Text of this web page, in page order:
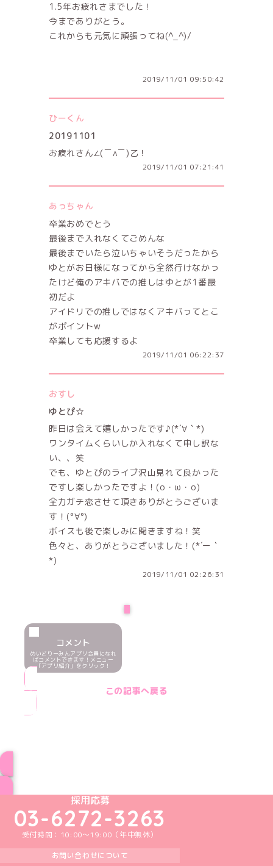
1.5年お疲れさまでした！
今までありがとう。
これからも元気に頑張ってね(^_^)/
2019/11/01 09:50:42
ひーくん
20191101
お疲れさん∠(￣∧￣)乙！
2019/11/01 07:21:41
あっちゃん
卒業おめでとう
最後まで入れなくてごめんな
最後までいたら泣いちゃいそうだったから
ゆとがお日様になってから全然行けなかっ
たけど俺のアキバでの推しはゆとが1番最
初だよ
アイドリでの推しではなくアキバってとこ
がポイントw
卒業しても応援するよ
2019/11/01 06:22:37
おすし
ゆとぴ☆
昨日は会えて嬉しかったです♪(*´∀｀*)
ワンタイムくらいしか入れなくて申し訳な
い、、笑
でも、ゆとぴのライブ沢山見れて良かった
ですし楽しかったですよ！(o・ω・o)
全力ガチ恋させて頂きありがとうございま
す！(°∀°)
ボイスも後で楽しみに聞きますね！笑
色々と、ありがとうございました！(*´ー｀
*)
2019/11/01 02:26:31
NEXT
コメント
めいどりーみんアプリ会員になれ
ばコメントできます！メニュー
「アプリ紹介」をクリック！
この記事へ戻る
めいどりーみんTikTok公式アカウント
めいどりーみんX公式アカウント
めいどりーみんInstagram公式アカウント
めいどりーみんFacebook公式アカウン
めいどりーみんYouTube公式アカ
採用応募
03-6272-3263
受付時間：10:00～19:00（年中無休）
お問い合わせについて